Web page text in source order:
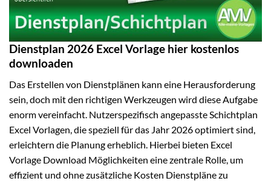
Dienstplan 2026 Excel Vorlage hier kostenlos
downloaden
Das Erstellen von Dienstplänen kann eine Herausforderung
sein, doch mit den richtigen Werkzeugen wird diese Aufgabe
enorm vereinfacht. Nutzerspezifisch angepasste Schichtplan
Excel Vorlagen, die speziell für das Jahr 2026 optimiert sind,
erleichtern die Planung erheblich. Hierbei bieten Excel
Vorlage Download Möglichkeiten eine zentrale Rolle, um
effizient und ohne zusätzliche Kosten Dienstpläne zu